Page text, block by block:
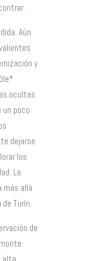
Aún
y
ocultas
un poco
dejarse
los
La
más allá
Turín.
de